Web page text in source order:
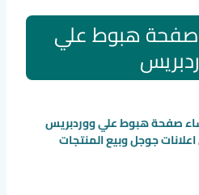
صفحة هبوط علي
هبوط علي
وبيع المنتجات
صفحة هبوط علي ووردبريس
جوجل وبيع المنتجات